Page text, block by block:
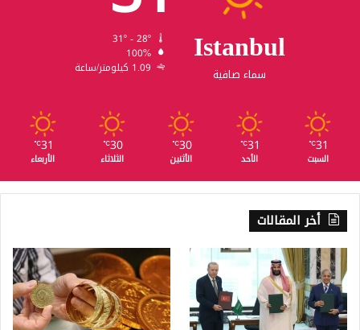
Istanbul
سماء صافية
100%
1.09 كيلومتر/ساعة
31
℃
السبت
31
℃
الأحد
30
℃
الأثنين
30
℃
الثلاثاء
31
℃
الأربعاء
أخر المقالات